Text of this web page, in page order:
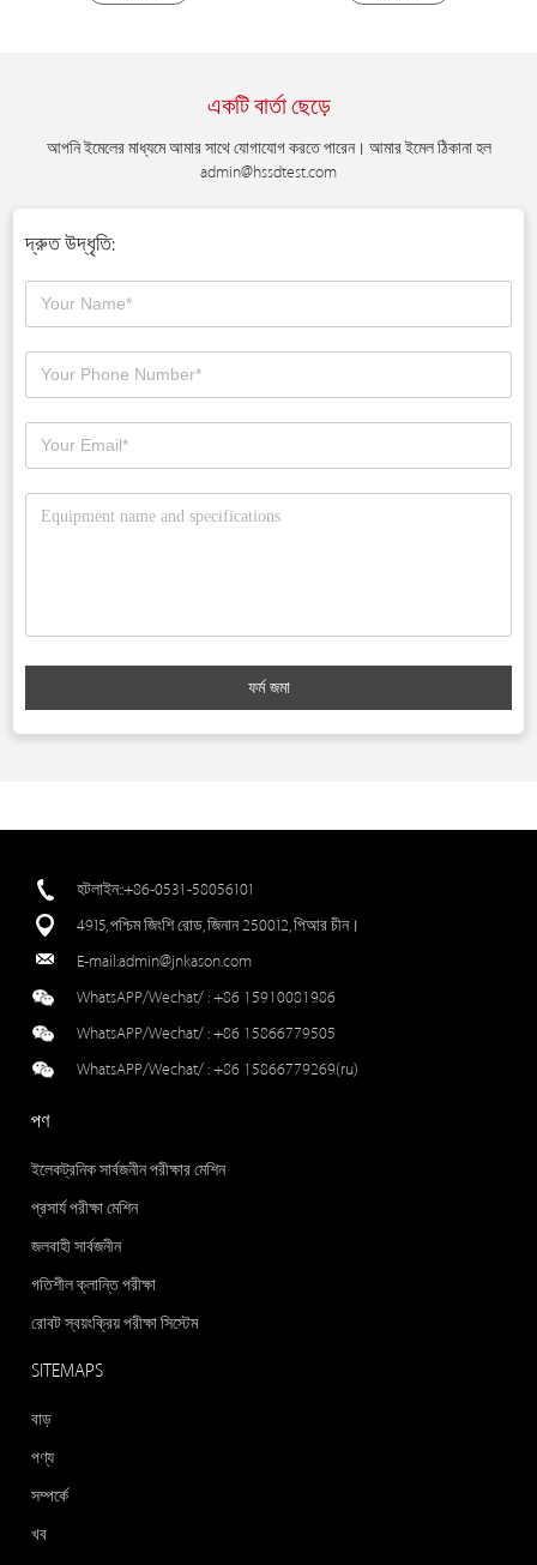
একটি বার্তা ছেড়ে
আপনি ইমেলের মাধ্যমে আমার সাথে যোগাযোগ করতে পারেন। আমার ইমেল ঠিকানা হল
admin@hssdtest.com
দ্রুত উদ্ধৃতি:
ফর্ম জমা
হটলাইন::+86-0531-58056101
4915, পশ্চিম জিংশি রোড, জিনান 250012, পিআর চীন।
E-mail:admin@jnkason.com
WhatsAPP/Wechat/ :+86 15910081986
WhatsAPP/Wechat/ :+86 15866779505
WhatsAPP/Wechat/ :+86 15866779269(ru)
পণ
ইলেকট্রনিক সার্বজনীন পরীক্ষার মেশিন
প্রসার্য পরীক্ষা মেশিন
জলবাহী সার্বজনীন
গতিশীল ক্লান্তি পরীক্ষা
রোবট স্বয়ংক্রিয় পরীক্ষা সিস্টেম
SITEMAPS
বাড়
পণ্য
সম্পর্কে
খব